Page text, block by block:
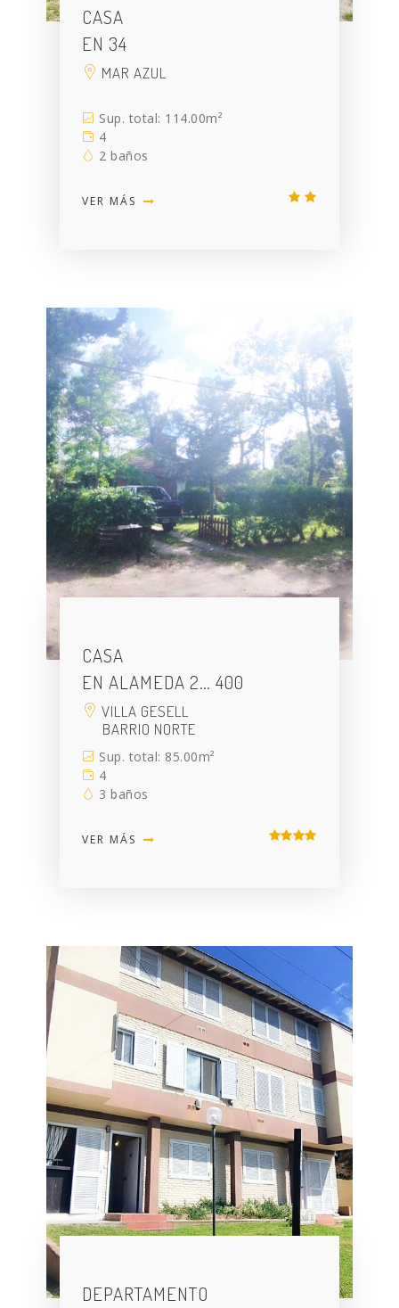
CASA
EN 34
MAR AZUL
Sup. total: 114.00m²
4
2 baños
VER MÁS
CASA
EN ALAMEDA 2… 400
VILLA GESELL
BARRIO NORTE
Sup. total: 85.00m²
4
3 baños
VER MÁS
DEPARTAMENTO